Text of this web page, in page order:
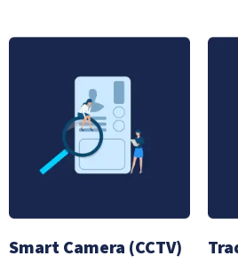
Smart Camera (CCTV)